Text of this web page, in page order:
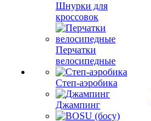
Шнурки для
кроссовок
Перчатки
велосипедные
Степ-аэробика
Джампинг